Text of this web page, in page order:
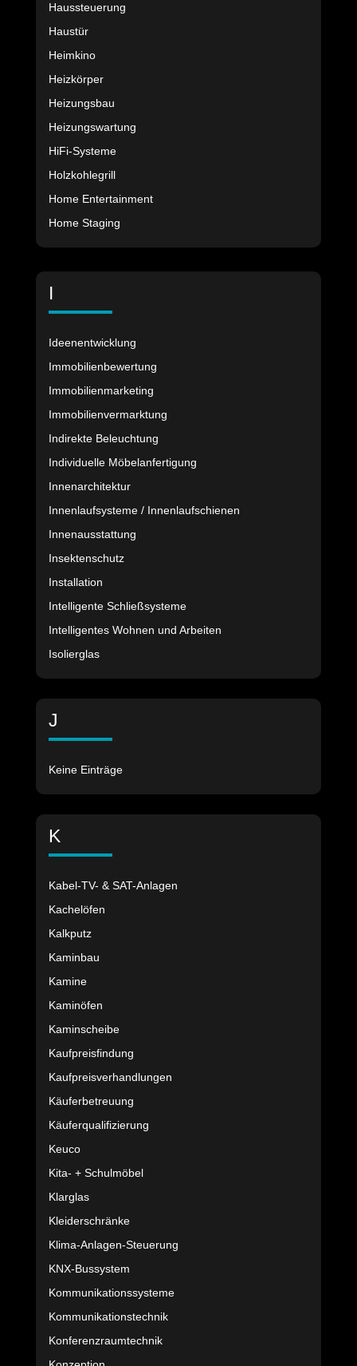
Haussteuerung
Haustür
Heimkino
Heizkörper
Heizungsbau
Heizungswartung
HiFi-Systeme
Holzkohlegrill
Home Entertainment
Home Staging
I
Ideenentwicklung
Immobilienbewertung
Immobilienmarketing
Immobilienvermarktung
Indirekte Beleuchtung
Individuelle Möbelanfertigung
Innenarchitektur
Innenlaufsysteme / Innenlaufschienen
Innenausstattung
Insektenschutz
Installation
Intelligente Schließsysteme
Intelligentes Wohnen und Arbeiten
Isolierglas
J
Keine Einträge
K
Kabel-TV- & SAT-Anlagen
Kachelöfen
Kalkputz
Kaminbau
Kamine
Kaminöfen
Kaminscheibe
Kaufpreisfindung
Kaufpreisverhandlungen
Käuferbetreuung
Käuferqualifizierung
Keuco
Kita- + Schulmöbel
Klarglas
Kleiderschränke
Klima-Anlagen-Steuerung
KNX-Bussystem
Kommunikationssysteme
Kommunikationstechnik
Konferenzraumtechnik